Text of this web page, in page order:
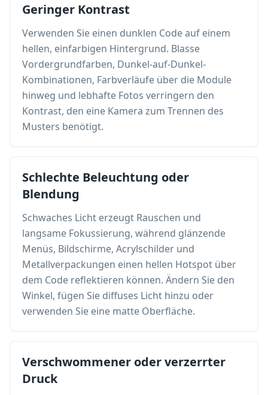
Geringer Kontrast
Verwenden Sie einen dunklen Code auf einem
hellen, einfarbigen Hintergrund. Blasse
Vordergrundfarben, Dunkel-auf-Dunkel-
Kombinationen, Farbverläufe über die Module
hinweg und lebhafte Fotos verringern den
Kontrast, den eine Kamera zum Trennen des
Musters benötigt.
Schlechte Beleuchtung oder
Blendung
Schwaches Licht erzeugt Rauschen und
langsame Fokussierung, während glänzende
Menüs, Bildschirme, Acrylschilder und
Metallverpackungen einen hellen Hotspot über
dem Code reflektieren können. Ändern Sie den
Winkel, fügen Sie diffuses Licht hinzu oder
verwenden Sie eine matte Oberfläche.
Verschwommener oder verzerrter
Druck